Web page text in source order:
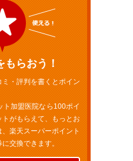
もらおう！
・評判を書くとポイン
ト加盟医院なら100ポイ
がもらえて、もっとお
楽天スーパーポイント
交換できます。